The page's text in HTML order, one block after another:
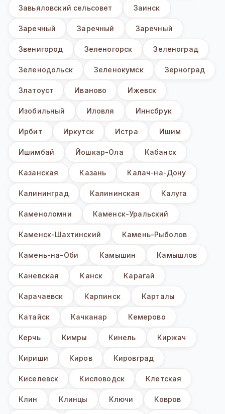
Завьяловский сельсовет Заинск
Заречный Заречный Заречный
Звенигород Зеленогорск Зеленоград
Зеленодольск Зеленокумск Зерноград
Златоуст Иваново Ижевск
Изобильный Иловля Иннсбрук
Ирбит Иркутск Истра Ишим
Ишимбай Йошкар-Ола Кабанск
Казанская Казань Калач-на-Дону
Калининград Калининская Калуга
Каменоломни Каменск-Уральский
Каменск-Шахтинский Камень-Рыболов
Камень-на-Оби Камышин Камышлов
Каневская Канск Карагай
Карачаевск Карпинск Карталы
Катайск Качканар Кемерово
Керчь Кимры Кинель Киржач
Кириши Киров Кировград
Киселевск Кисловодск Клетская
Клин Клинцы Ключи Ковров